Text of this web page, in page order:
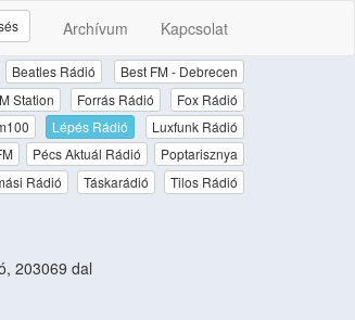
Archívum Kapcsolat
Beatles Rádió
Best FM - Debrecen
Station Forrás Rádió
Fox Rádió
Lépés Rádió
Luxfunk Rádió
Pécs Aktuál Rádió
Poptarisznya
Rádió Táskarádió
Tilos Rádió
203069 dal